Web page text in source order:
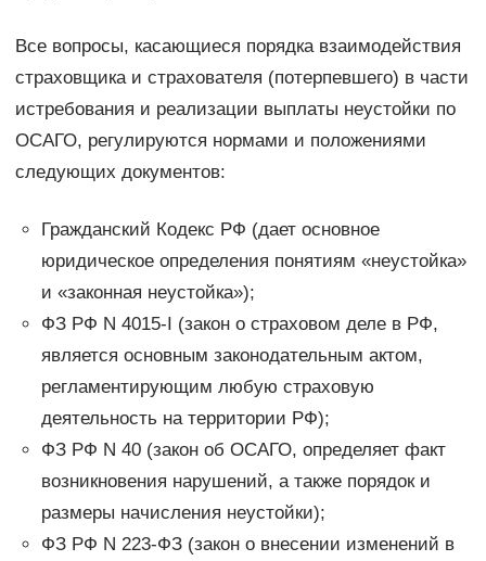
Все вопросы, касающиеся порядка взаимодействия
страховщика и страхователя (потерпевшего) в части
истребования и реализации выплаты неустойки по
ОСАГО, регулируются нормами и положениями
следующих документов:
Гражданский Кодекс РФ (дает основное
юридическое определения понятиям «неустойка»
и «законная неустойка»);
ФЗ РФ N 4015-I (закон о страховом деле в РФ,
является основным законодательным актом,
регламентирующим любую страховую
деятельность на территории РФ);
ФЗ РФ N 40 (закон об ОСАГО, определяет факт
возникновения нарушений, а также порядок и
размеры начисления неустойки);
ФЗ РФ N 223-ФЗ (закон о внесении изменений в